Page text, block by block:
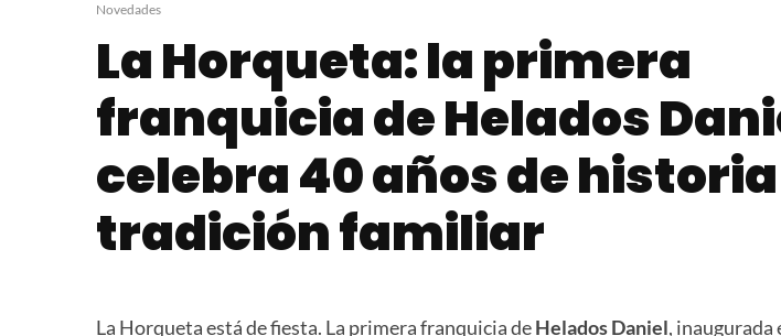
Novedades
La Horqueta: la primera
franquicia de Helados
celebra 40 años de
tradición familiar
La Horqueta está de fiesta. La primera franquicia deHelados Daniel, inaugurada